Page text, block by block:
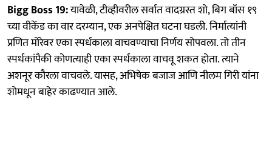
Bigg Boss 19:यावेळी, टीव्हीवरील सर्वात वादग्रस्त शो, बिग बॉस १९
च्या वीकेंड का वार दरम्यान, एक अनपेक्षित घटना घडली. निर्मात्यांनी
प्रणित मोरेवर एका स्पर्धकाला वाचवण्याचा निर्णय सोपवला. तो तीन
स्पर्धकांपैकी कोणत्याही एका स्पर्धकाला वाचवू शकत होता. त्याने
अशनूर कौरला वाचवले. यासह, अभिषेक बजाज आणि नीलम गिरी यांना
शोमधून बाहेर काढण्यात आले.